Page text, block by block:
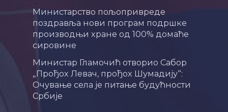
Министарство пољопривреде
поздравља нови програм подршке
производњи хране од 100% домаће
сировине
Министар Гламочић отворио Сабор
„Прођох Левач, прођох Шумадију“:
Очување села је питање будућности
Србије